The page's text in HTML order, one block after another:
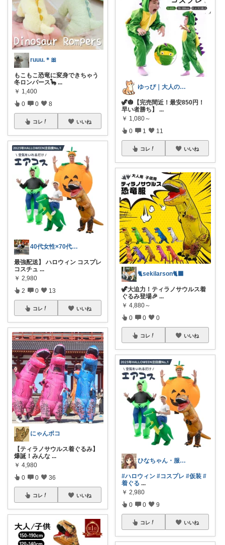
ruuu.＊🎀
もこもこ恐竜に変身できちゃう
冬ロンパース🦕 ...
￥ 1,400
0 0 8
コレ いいね
40代女性×70代両親×パグと猫ROOM
最強配送】 ハロウィン コスプレ
コスチュ ...
￥ 2,980
2 0 13
コレ いいね
にゃんポコ
【ティラノサウルス着ぐるみ】
爆誕！みんな ...
￥ 4,980
0 0 36
コレ いいね
ゆっぴ｜大人のスキンケア
🦖🎃【完売間近！最安850円！
早い者勝ち】
...
￥ 1,080～
0 1 11
コレ いいね
🐈sekilarson🐈‍⬛
🦖大迫力！ティラノサウルス着
ぐるみ登場🎉 ...
￥ 4,880～
0 0 0
コレ いいね
ひなちゃん・服屋 や食料品・生活必需品
#ハロウィン #コスプレ #仮装 #
着ぐる ...
￥ 2,980
0 0 9
コレ いいね